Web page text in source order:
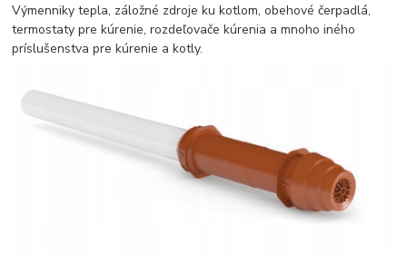
Výmenniky tepla, záložné zdroje ku kotlom, obehové čerpadlá,
termostaty pre kúrenie, rozdeľovače kúrenia a mnoho iného
príslušenstva pre kúrenie a kotly.